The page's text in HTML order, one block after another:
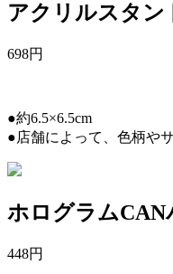
アクリルスタン
698円
●約6.5×6.5cm
●店舗によって、色柄や
ホログラムCAN
448円